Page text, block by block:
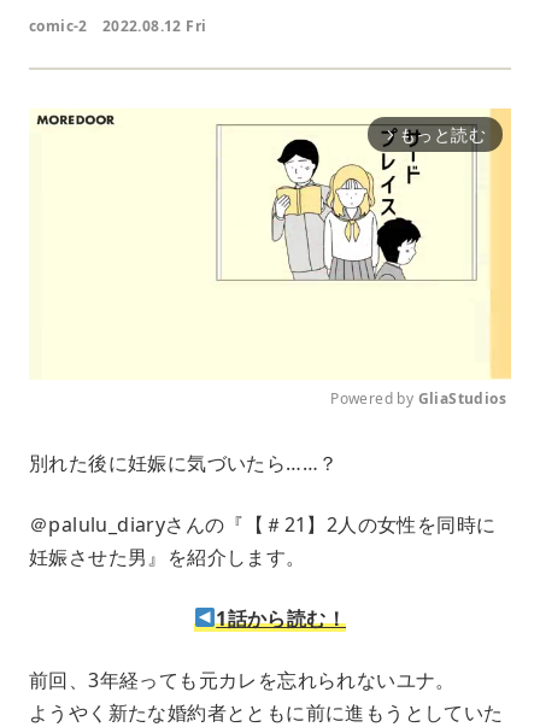
comic-2 2022.08.12 Fri
arrow_forward_ios もっと読む
e
Powered by GliaStudios
別れた後に妊娠に気づいたら……？
＠palulu_diaryさんの『【＃21】2人の女性を同時に
妊娠させた男』を紹介します。
1話から読む！
前回、3年経っても元カレを忘れられないユナ。
ようやく新たな婚約者とともに前に進もうとしていた